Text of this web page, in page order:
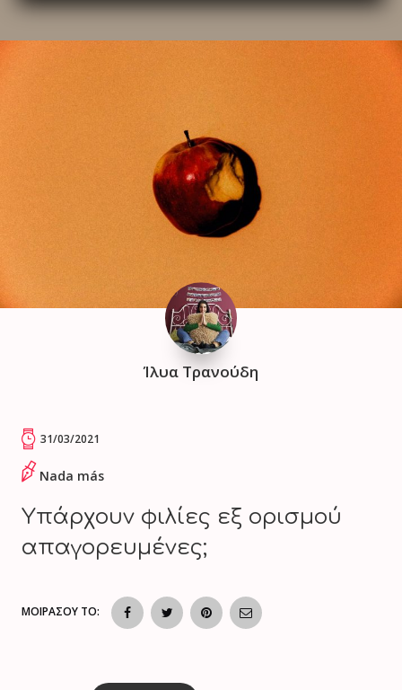
Ίλυα Τρανούδη
31/03/2021
Nada más
Υπάρχουν φιλίες εξ ορισμού
απαγορευμένες;
ΜΟΙΡΑΣΟΥ ΤΟ: